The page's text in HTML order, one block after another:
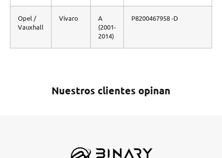
Opel /
Vauxhall
Vivaro
A
(2001-
2014)
P8200467958 -D
Nuestros clientes opinan